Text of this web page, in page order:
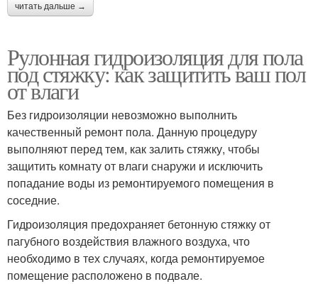
читать дальше →
Рулонная гидроизоляция для пола
под стяжку: как защитить ваш пол
от влаги
Без гидроизоляции невозможно выполнить
качественный ремонт пола. Данную процедуру
выполняют перед тем, как залить стяжку, чтобы
защитить комнату от влаги снаружи и исключить
попадание воды из ремонтируемого помещения в
соседние.
Гидроизоляция предохраняет бетонную стяжку от
пагубного воздействия влажного воздуха, что
необходимо в тех случаях, когда ремонтируемое
помещение расположено в подвале.